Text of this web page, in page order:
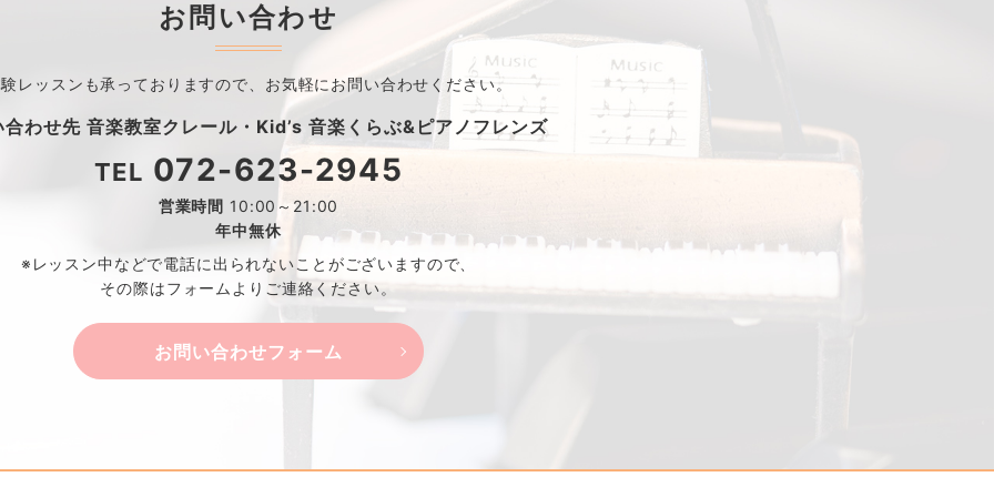
お問い合わせ
レッスンも承っておりますので、 お気軽にお問い合わせください。
合わせ先 音楽教室クレール・ Kid’s 音楽くらぶ&ピアノフレンズ
TEL 072-623-2945
営業時間 10:00～21:00
年中無休
※レッスン中などで電話に出られないことがございますので、
その際はフォームよりご連絡ください。
お問い合わせフォーム